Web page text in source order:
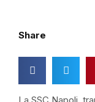
Share